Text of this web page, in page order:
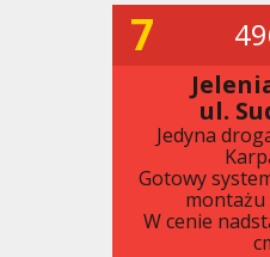
7
ul.
Jedyna
Gotowy
montażu
W cenie